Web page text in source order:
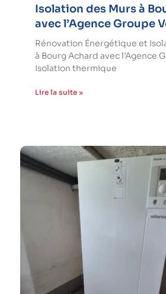
Isolation des Murs à
avec l’Agence Groupe
Rénovation Énergétique et
à Bourg Achard avec l’Agence
Isolation thermique
Lire la suite »